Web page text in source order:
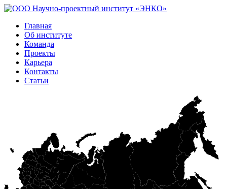
Главная
Об институте
Команда
Проекты
Карьера
Контакты
Статьи